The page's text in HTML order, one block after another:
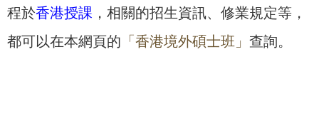
程於香港授課 ，相關的招生資訊、修業規定等，
都可以在本網頁的 「香港境外碩士班」 查詢。